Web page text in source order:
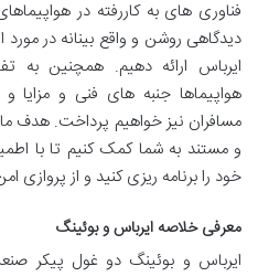
فناوری های به کاررفته در
دیدگاهی روشن و واقع بینانه در مورد
ایرباس ارائه دهیم. همچنین
هواپیماها جنبه های فنی و مزایا
مسافران نیز خواهیم پرداخت. هدف
و مستند به شما کمک کنیم تا با
خود را برنامه ریزی کنید و از
معرفی خلاصه ایرباس و بوئینگ
ایرباس و بوئینگ دو غول پیکر